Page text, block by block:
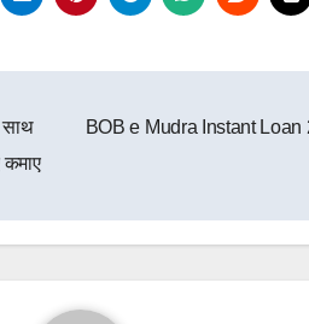
BOB e Mudra Instant Loan